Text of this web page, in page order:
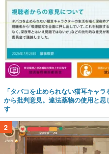
「タバコを止められない猫耳キャ
から批判意見。違法薬物の使用と
す
2